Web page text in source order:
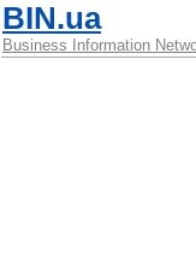
BIN.ua
Business Information